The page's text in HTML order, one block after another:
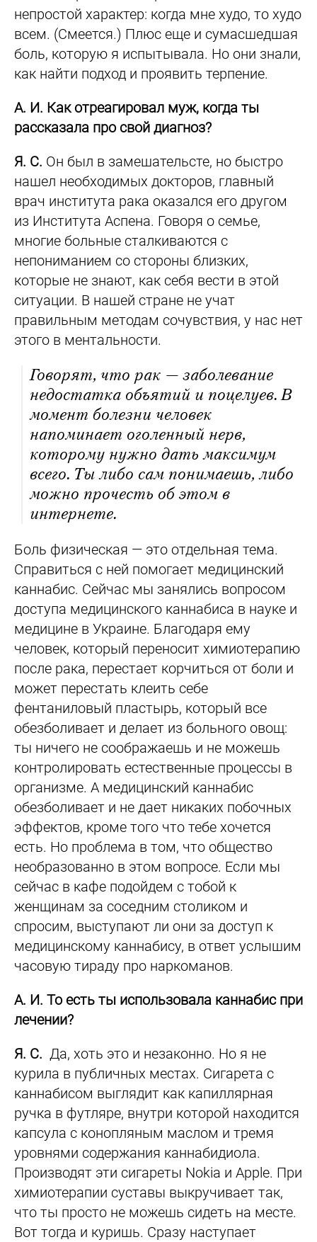
непростой характер: когда мне худо, то худо
всем. (Смеется.) Плюс еще и сумасшедшая
боль, которую я испытывала. Но они знали,
как найти подход и проявить терпение.
А. И. Как отреагировал муж, когда ты
рассказала про свой диагноз?
Я. С. Он был в замешательсте, но быстро
нашел необходимых докторов, главный
врач института рака оказался его другом
из Института Аспена. Говоря о семье,
многие больные сталкиваются с
непониманием со стороны близких,
которые не знают, как себя вести в этой
ситуации. В нашей стране не учат
правильным методам сочувствия, у нас нет
этого в ментальности.
Говорят, что рак — заболевание
недостатка объятий и поцелуев. В
момент болезни человек
напоминает оголенный нерв,
которому нужно дать максимум
всего. Ты либо сам понимаешь, либо
можно прочесть об этом в
интернете.
Боль физическая — это отдельная тема.
Справиться с ней помогает медицинский
каннабис. Сейчас мы занялись вопросом
доступа медицинского каннабиса в науке и
медицине в Украине. Благодаря ему
человек, который переносит химиотерапию
после рака, перестает корчиться от боли и
может перестать клеить себе
фентаниловый пластырь, который все
обезболивает и делает из больного овощ:
ты ничего не соображаешь и не можешь
контролировать естественные процессы в
организме. А медицинский каннабис
обезболивает и не дает никаких побочных
эффектов, кроме того что тебе хочется
есть. Но проблема в том, что общество
необразованно в этом вопросе. Если мы
сейчас в кафе подойдем с тобой к
женщинам за соседним столиком и
спросим, выступают ли они за доступ к
медицинскому каннабису, в ответ услышим
часовую тираду про наркоманов.
А. И. То есть ты использовала каннабис при
лечении?
Я. С. Да, хоть это и незаконно. Но я не
курила в публичных местах. Сигарета с
каннабисом выглядит как капиллярная
ручка в футляре, внутри которой находится
капсула с конопляным маслом и тремя
уровнями содержания каннабидиола.
Производят эти сигареты Nokia и Apple. При
химиотерапии суставы выкручивает так,
что ты просто не можешь сидеть на месте.
Вот тогда и куришь. Сразу наступает